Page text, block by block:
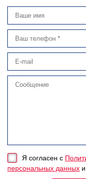
Я согласен с
персональных данных и